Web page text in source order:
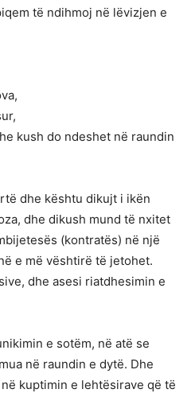
të ndihmoj në lëvizjen e
kush do ndeshet në raundin
dhe kështu dikujt i ikën
dhe dikush mund të nxitet
(kontratës) në një
e më vështirë të jetohet.
dhe asesi riatdhesimin e
e sotëm, në atë se
në raundin e dytë. Dhe
kuptimin e lehtësirave që të